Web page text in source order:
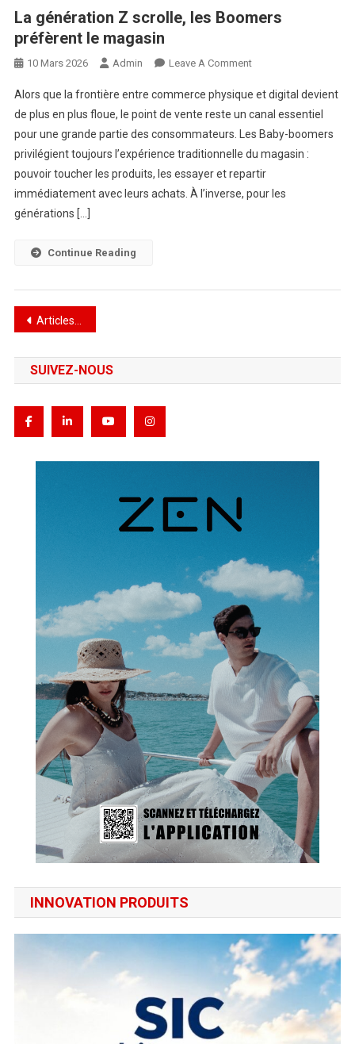
La génération Z scrolle, les Boomers
préfèrent le magasin
10 Mars 2026 Admin Leave A CommentOn
Génération
Z
Scrolle,
Les
Boomers
Préfèrent
Alors que la frontière entre commerce physique et digital devient
de plus en plus floue, le point de vente reste un canal essentiel
pour une grande partie des consommateurs. Les Baby-boomers
privilégient toujours l’expérience traditionnelle du magasin :
pouvoir toucher les produits, les essayer et repartir
immédiatement avec leurs achats. À l’inverse, pour les
générations […]
Continue Reading
Navigation
des
articles
Articles plus anciens
SUIVEZ-NOUS
INNOVATION PRODUITS